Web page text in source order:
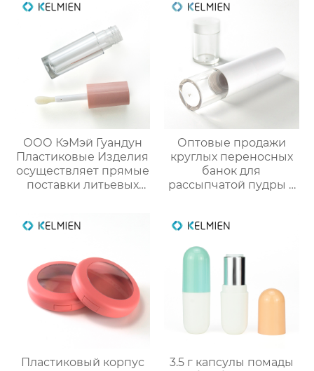
упаковка маркировка
ООО КэМэй Гуандун
Пластиковые Изделия
осуществляет прямые
поставки литьевых
мл (пустая упаковка)
Оптовые продажи
круглых переносных
банок для
рассыпчатой пудры 5
Пластиковый корпус
3.5 г капсулы помады